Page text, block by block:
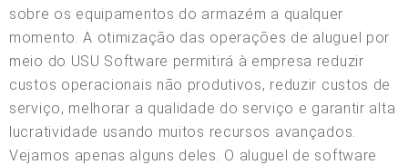
sobre os equipamentos do armazém a qualquer
momento. A otimização das operações de aluguel por
meio do USU Software permitirá à empresa reduzir
custos operacionais não produtivos, reduzir custos de
serviço, melhorar a qualidade do serviço e garantir alta
lucratividade usando muitos recursos avançados.
Vejamos apenas alguns deles. O aluguel de software